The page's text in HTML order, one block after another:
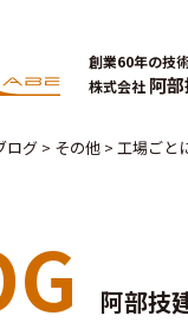
創業60年の技
株式会社 阿
ログ > その他 > 工場ごと
阿部技